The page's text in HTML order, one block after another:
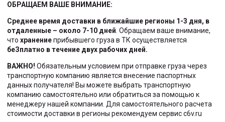
ОБРАЩАЕМ ВАШЕ ВНИМАНИЕ:
Среднее время доставки в ближайшие регионы 1-3 дня, в
отдаленные – около 7-10 дней . Обращаем ваше внимание,
что хранениеприбывшего груза в ТК осуществляется
беЗплатно в течение двух рабочих дней.
ВАЖНО! Обязательным условием при отправке груза через
транспортную компанию является внесение паспортных
данных получателя! Вы можете выбрать транспортную
компанию самостоятельно или обратиться за помощью к
менеджеру нашей компании. Для самостоятельного расчета
стоимости доставки в регионы рекомендуем сервис c6v.ru